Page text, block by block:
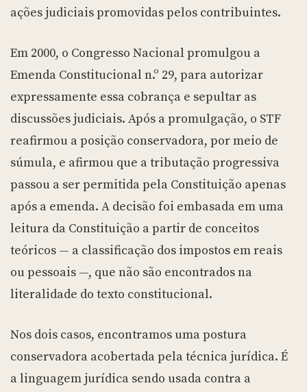
ações judiciais promovidas pelos contribuintes.
Em 2000, o Congresso Nacional promulgou a
Emenda Constitucional n.º 29, para autorizar
expressamente essa cobrança e sepultar as
discussões judiciais. Após a promulgação, o STF
reafirmou a posição conservadora, por meio de
súmula, e afirmou que a tributação progressiva
passou a ser permitida pela Constituição apenas
após a emenda. A decisão foi embasada em uma
leitura da Constituição a partir de conceitos
teóricos — a classificação dos impostos em reais
ou pessoais —, que não são encontrados na
literalidade do texto constitucional.
Nos dois casos, encontramos uma postura
conservadora acobertada pela técnica jurídica. É
a linguagem jurídica sendo usada contra a